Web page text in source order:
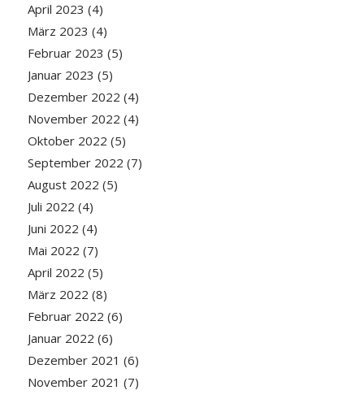
April 2023 (4)
März 2023 (4)
Februar 2023 (5)
Januar 2023 (5)
Dezember 2022 (4)
November 2022 (4)
Oktober 2022 (5)
September 2022 (7)
August 2022 (5)
Juli 2022 (4)
Juni 2022 (4)
Mai 2022 (7)
April 2022 (5)
März 2022 (8)
Februar 2022 (6)
Januar 2022 (6)
Dezember 2021 (6)
November 2021 (7)